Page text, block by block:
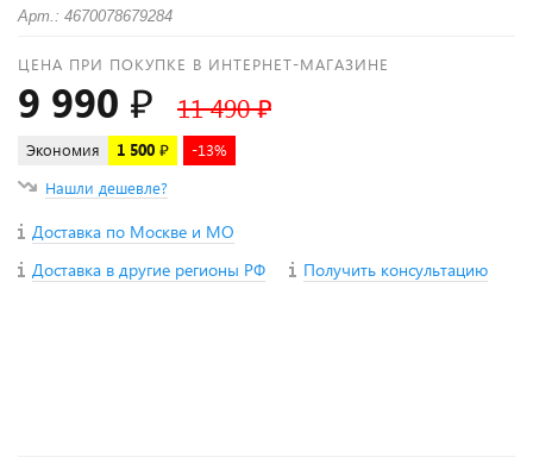
Арт.: 4670078679284
ЦЕНА ПРИ ПОКУПКЕ В ИНТЕРНЕТ-МАГАЗИНЕ
9 990 ₽ 11 490 ₽
Экономия 1 500 ₽
-13%
Нашли дешевле?
Доставка по Москве и МО
Доставка в другие регионы РФ
Получить консультацию